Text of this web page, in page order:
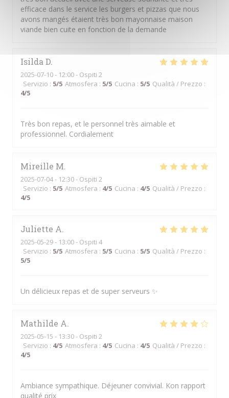
efficace dans le service les burgers et pizzas que nous
avons mangés étaient très bon mayonnaise maison
viande bien cuite en fonction de la demande
Isilda D
2025-07-10- 12:00 - Ospiti 2
Servizio : 5/5 Atmosfera : 5/5 Cucina : 5/5 Qualità / Prezzo :
4/5
Très bon repas, et le personnel très aimable et
professionnel. Cordialement
Mireille M
2025-07-04- 12:30 - Ospiti 2
Servizio : 5/5 Atmosfera : 4/5 Cucina : 4/5 Qualità / Prezzo :
4/5
Juliette A
2025-05-29- 13:00 - Ospiti 4
Servizio : 5/5 Atmosfera : 5/5 Cucina : 5/5 Qualità / Prezzo :
5/5
Un délicieux repas et de super serveurs ✨
Mathilde A
2025-05-15 - 13:30 - Ospiti 2
Servizio : 4/5 Atmosfera : 4/5 Cucina : 4/5 Qualità / Prezzo :
4/5
Ambiance sympathique. Déjeuner convivial. Kon rapport
qualité prix